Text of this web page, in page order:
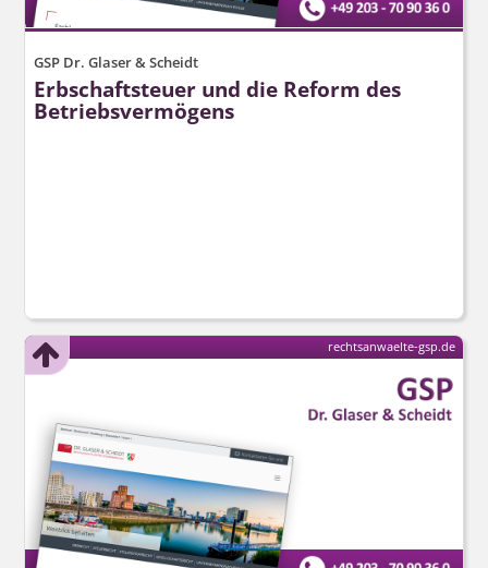
GSP Dr. Glaser & Scheidt
Erbschaftsteuer und die Reform des
Betriebsvermögens
rechtsanwaelte-gsp.de